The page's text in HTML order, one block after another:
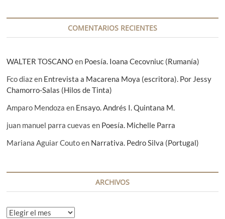
a
s
COMENTARIOS RECIENTES
WALTER TOSCANOen Poesía. Ioana Cecovniuc (Rumanía)
Fco diazen Entrevista a Macarena Moya (escritora). Por Jessy
Chamorro-Salas (Hilos de Tinta)
Amparo Mendoza en Ensayo. Andrés I. Quintana M.
juan manuel parra cuevas en Poesía. Michelle Parra
Mariana Aguiar Coutoen Narrativa. Pedro Silva (Portugal)
ARCHIVOS
A